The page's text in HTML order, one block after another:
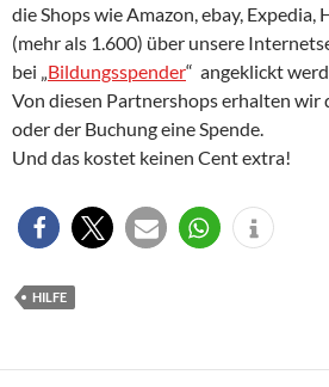
die Shops wie Amazon, ebay, Expedia,
(mehr als 1.600) über unsere
bei „Bildungsspender“ angeklickt
Von diesen Partnershops erhalten wir
oder der Buchung eine Spende.
Und das kostet keinen Cent extra!
HILFE